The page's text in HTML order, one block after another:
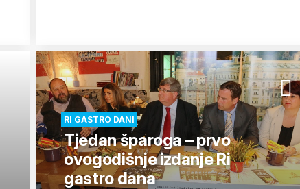
RI GASTRO DANI
Tjedan šparoga – prvo
ovogodišnje izdanje Ri
gastro dana